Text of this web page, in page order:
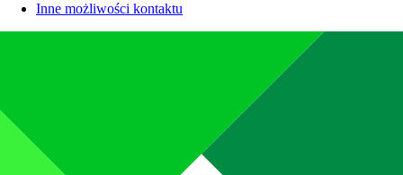
Inne możliwości kontaktu